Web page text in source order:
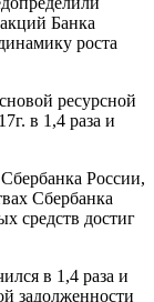
Банка
роста
ресурсной
в 1,4 раза и
России,
Сбербанка
средств достиг
в 1,4 раза и
задолженности